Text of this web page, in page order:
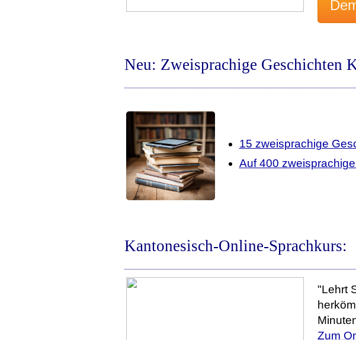
Neu: Zweisprachige Geschichten
15 zweisprachige
Auf 400
Kantonesisch-Online-Sprachkurs:
"Lehrt
Zum